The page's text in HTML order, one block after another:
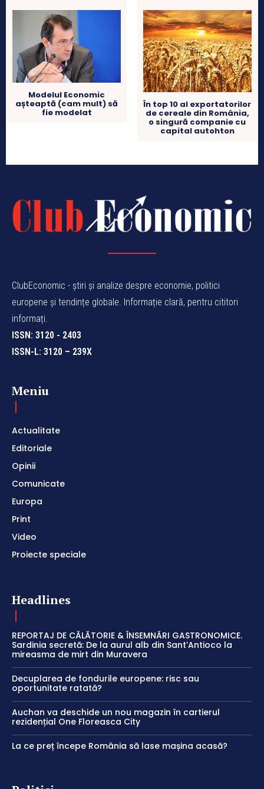
Modelul Economic
așteaptă (cam mult) să
fie modelat
În top 10 al exportatorilor
de cereale din România,
o singură companie cu
capital autohton
ClubEconomic - știri și analize despre economie, politici
europene și tendințe globale. Informație clară, pentru cititori
informați.
ISSN: 3120 - 2403
ISSN-L: 3120 – 239X
Meniu
Actualitate
Editoriale
Opinii
Comunicate
Europa
Print
Video
Proiecte speciale
Headlines
REPORTAJ DE CĂLĂTORIE & ÎNSEMNĂRI GASTRONOMICE.
Sardinia secretă: De la aurul alb din Sant’Antioco la
mireasma de mirt din Muravera
Decuplarea de fondurile europene: risc sau
oportunitate ratată?
Auchan va deschide un nou magazin în cartierul
rezidențial One Floreasca City
La ce preț începe România să lase mașina acasă?